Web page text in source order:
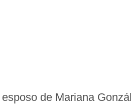
de Mariana